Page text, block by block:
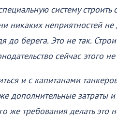
систему
никаких неприятностей
до берега. Это не так.
сейчас этого не
и с капитанами
дополнительные затраты
же требования делать это